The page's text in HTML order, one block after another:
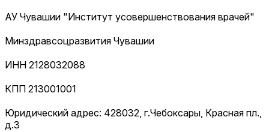
АУ Чувашии "Институт усовершенствования врачей"
Минздравсоцразвития Чувашии
ИНН 2128032088
КПП 213001001
Юридический адрес: 428032, г.Чебоксары, Красная пл.,
д.3